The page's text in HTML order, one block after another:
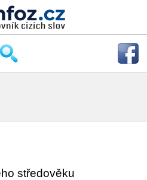
středověku